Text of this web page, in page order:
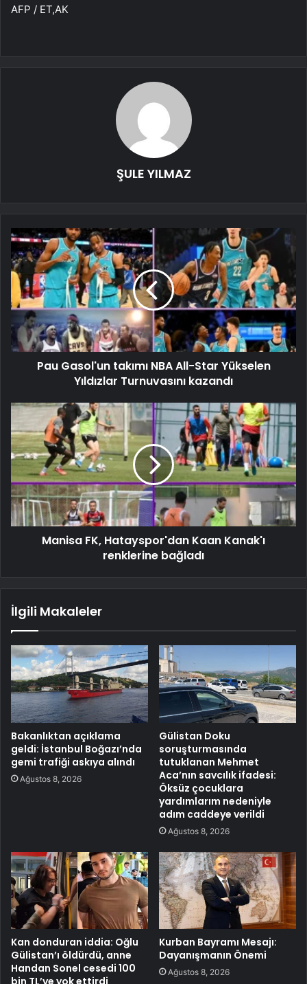
AFP / ET,AK
ŞULE YILMAZ
Pau Gasol'un takımı NBA All-Star Yükselen
Yıldızlar Turnuvasını kazandı
Manisa FK, Hatayspor'dan Kaan Kanak'ı
renklerine bağladı
İlgili Makaleler
Bakanlıktan açıklama
geldi: İstanbul Boğazı’nda
gemi trafiği askıya alındı
Ağustos 8, 2026
Gülistan Doku
soruşturmasında
tutuklanan Mehmet
Aca’nın savcılık ifadesi:
Öksüz çocuklara
yardımlarım nedeniyle
adım caddeye verildi
Ağustos 8, 2026
Kan donduran iddia: Oğlu
Gülistan’ı öldürdü, anne
Handan Sonel cesedi 100
Kurban Bayramı Mesajı:
Dayanışmanın Önemi
Ağustos 8, 2026